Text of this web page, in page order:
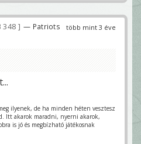
több mint 3 éve
348
— Patriots
ilyenek, de ha minden héten vesztesz
Itt akarok maradni, nyerni akarok,
is jó és megbízható játékosnak